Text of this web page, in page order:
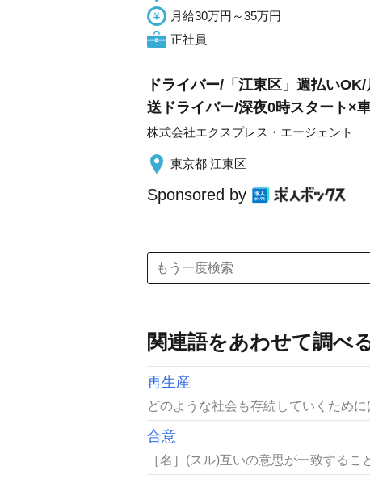
月給30万円～35万円
正社員
ドライバー/「江東区」週払い
送ドライバー/深夜0時スタート×
株式会社エクスプレス・エージェント
東京都 江東区
Sponsored by
関連語をあわせて調べ
再生産
どのような社会も存続していくため
合意
［名］(スル)互いの意思が一致する